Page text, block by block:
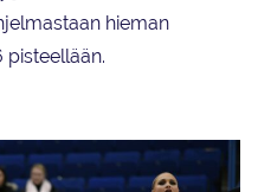
hieman
pisteellään.